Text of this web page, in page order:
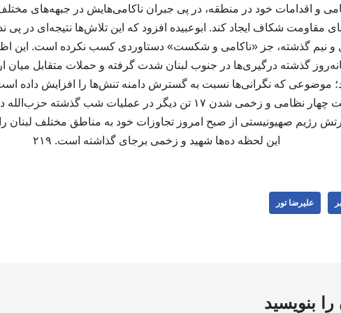
و اقدامات خود در منطقه، در پی جبران ناکامی‌هایش در جبهه‌های
مقاومت شکاف ایجاد کند. ابوعبیده افزود که این تلاش‌ها نتیجه‌ای در پی
نیم گذشته، جز «ناکامی و شکست» دستاوردی کسب نکرده است. این
گذشته درگیری‌ها در جنوب لبنان شدت گرفته و حملات متقابل میان
موضوعی که نگرانی‌ها نسبت به گسترش دامنه تنش‌ها را افزایش داده
صهیونیستی به هلاکت چهار نظامی و زخمی شدن ۱۷ تن دیگر در عملیات
ارتش رژیم صهیونیستی از صبح امروز تجاوزات خود به مناطق مختلف لبنان
این لحظه ده‌ها شهید و زخمی برجای گذاشته است. ۲۱۹
علیرضا تور
را بنویسید